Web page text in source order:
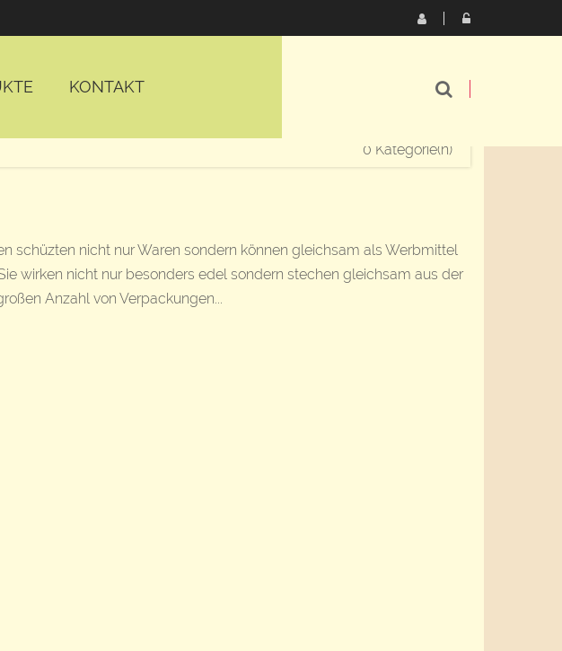
KONTAKT
0 Kategorie(n)
schüzten nicht nur Waren sondern können gleichsam als Werbmittel
wirken nicht nur besonders edel sondern stechen gleichsam aus der
Anzahl von Verpackungen...